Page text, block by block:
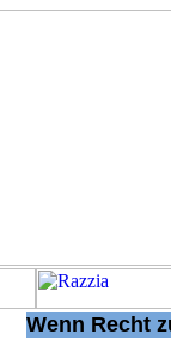
Wenn Recht